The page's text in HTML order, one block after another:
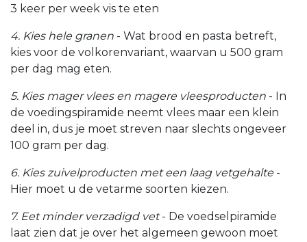
3 keer per week vis te eten
4. Kies hele granen - Wat brood en pasta betreft,
kies voor de volkorenvariant, waarvan u 500 gram
per dag mag eten.
5. Kies mager vlees en magere vleesproducten - In
de voedingspiramide neemt vlees maar een klein
deel in, dus je moet streven naar slechts ongeveer
100 gram per dag.
6. Kies zuivelproducten met een laag vetgehalte-
Hier moet u de vetarme soorten kiezen.
7. Eet minder verzadigd vet- De voedselpiramide
laat zien dat je over het algemeen gewoon moet